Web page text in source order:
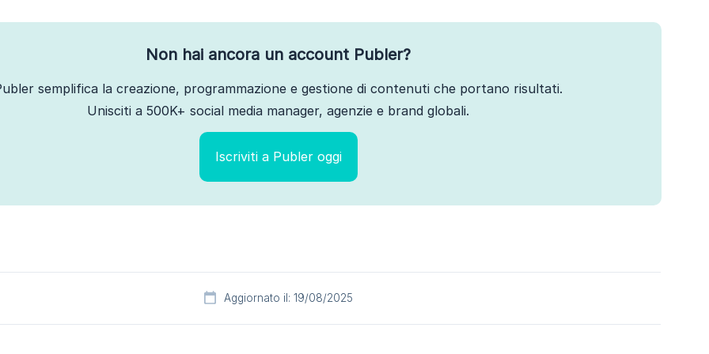
Non hai ancora un account Publer?
semplifica la creazione, programmazione e gestione di contenuti che portano risultati.
Unisciti a 500K+ social media manager, agenzie e brand globali.
Iscriviti a Publer oggi
Aggiornato il: 19/08/2025